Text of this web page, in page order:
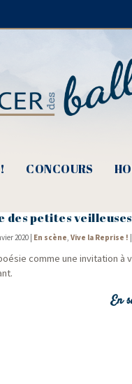
CONCOURS
des petites
2020 En scène,Vive la Reprise !
comme une invi­ta­tion à
En